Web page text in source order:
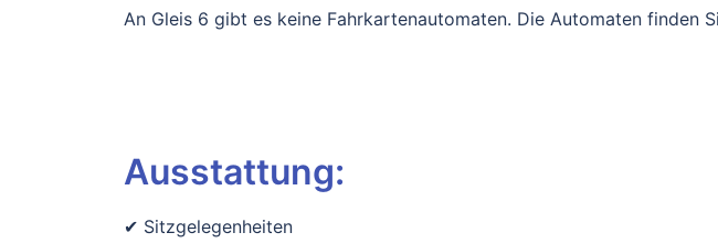
An Gleis 6 gibt es keine Fahrkartenautomaten. Die Automaten finden
Ausstattung:
✔ Sitzgelegenheiten